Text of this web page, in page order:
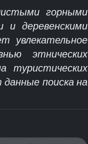
горными
деревенскими
увлекательное
этнических
туристических
поиска на